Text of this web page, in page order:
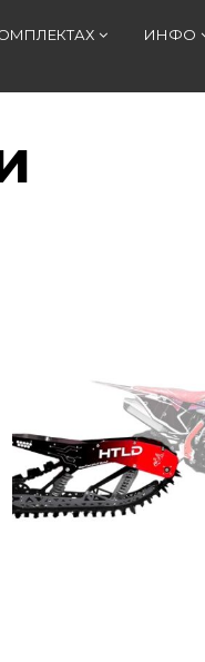
ИНФО